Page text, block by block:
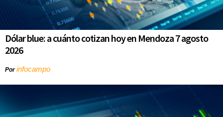
Dólar blue: a cuánto cotizan hoy en Mendoza 7 agosto
2026
Porinfocampo